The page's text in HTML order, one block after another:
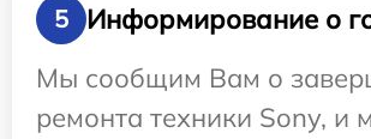
5
Информирование о
Мы сообщим Вам о
ремонта техники Sony, и